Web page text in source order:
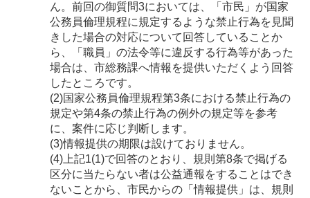
ん。前回の御質問3においては、「市民」が国家
公務員倫理規程に規定するような禁止行為を見聞
きした場合の対応について回答していることか
ら、「職員」の法令等に違反する行為等があった
場合は、市総務課へ情報を提供いただくよう回答
したところです。
(2)国家公務員倫理規程第3条における禁止行為の
規定や第4条の禁止行為の例外の規定等を参考
に、案件に応じ判断します。
(3)情報提供の期限は設けておりません。
(4)上記1(1)で回答のとおり、規則第8条で掲げる
区分に当たらない者は公益通報をすることはでき
ないことから、市民からの「情報提供」は、規則